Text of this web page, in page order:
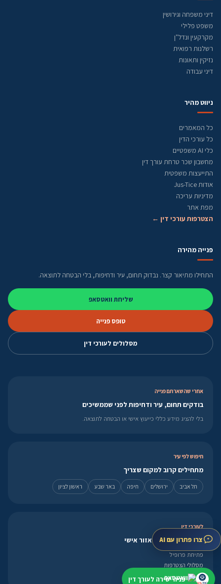
דיני משפחה וגירושין
משפט פלילי
מקרקעין ונדל"ן
רשלנות רפואית
נזיקין ותאונות
דיני עבודה
ניווט מהיר
כל המאמרים
כל עורכי הדין
כלי AI משפטיים
מחשבון שכר טרחת עורך דין
התייעצות משפטית
אודות Jus-Tice
מדיניות עריכה
מפת אתר
הצטרפות עורכי דין ←
פנייה מהירה
התחילו מתיאור קצר. נבדוק תחום, עיר ודחיפות, בלי הבטחה לתוצאה.
שליחת וואטסאפ
טופס פנייה
מסלולים לעורכי דין
אחרי שהשארתם פנייה
בודקים תחום, עיר ודחיפות לפני שממשיכים
בלי להציג מידע כללי כייעוץ אישי או הבטחה לתוצאה.
חיפוש לפי עיר
מתחילים קרוב למקום שצריך
תל אביב ירושלים חיפה באר שבע ראשון לציון
לעורכי דין
פרופיל, מסלולים ואזור אישי
פתיחת פרופיל
מסלולי הצטרפות
אזור אישי
צרו פתרון עם AI
פניה ישירה לעורך דין